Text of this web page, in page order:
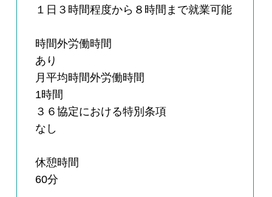
１日３時間程度から８時間まで就業可能
時間外労働時間
あり
月平均時間外労働時間
1時間
３６協定における特別条項
なし
休憩時間
60分